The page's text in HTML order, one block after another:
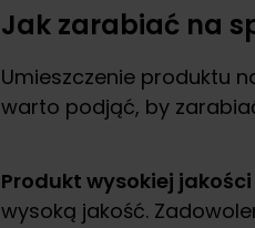
Jak zarabiać na
Umieszczenie produktu
warto podjąć, by
Produkt wysokiej jakości
wysoką jakość.